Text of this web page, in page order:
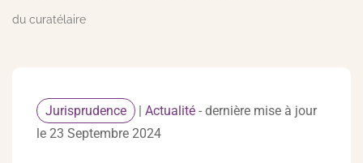
du curatélaire
Jurisprudence | Actualité - dernière mise à jour
le 23 Septembre 2024